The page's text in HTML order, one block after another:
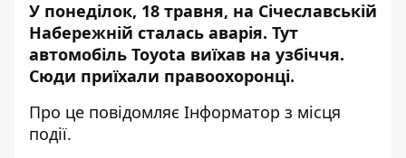
У понеділок, 18 травня, на Січеславській
Набережній сталась аварія. Тут
автомобіль Toyota виїхав на узбіччя.
Сюди приїхали правоохоронці.
Про це повідомляє Інформатор з місця
події.